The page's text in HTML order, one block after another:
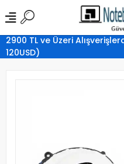
2900 TL ve Üzeri
120USD)